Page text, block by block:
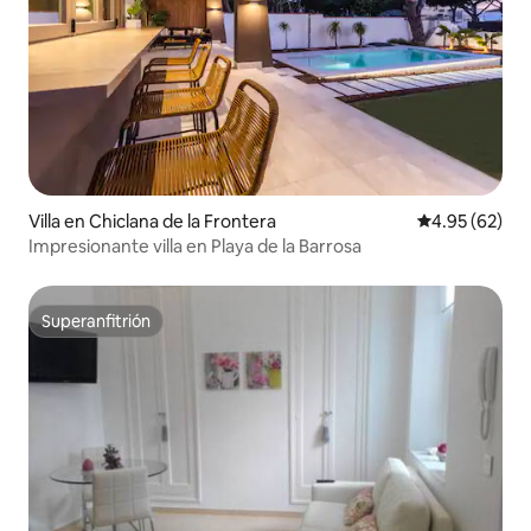
Villa en Chiclana de la Frontera Calificación
4.95 (62)
Impresionante villa en Playa de la Barrosa
Superanfitrión
Superanfitrión